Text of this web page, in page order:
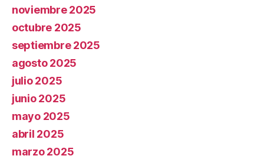
noviembre 2025
octubre 2025
septiembre 2025
agosto 2025
julio 2025
junio 2025
mayo 2025
abril 2025
marzo 2025